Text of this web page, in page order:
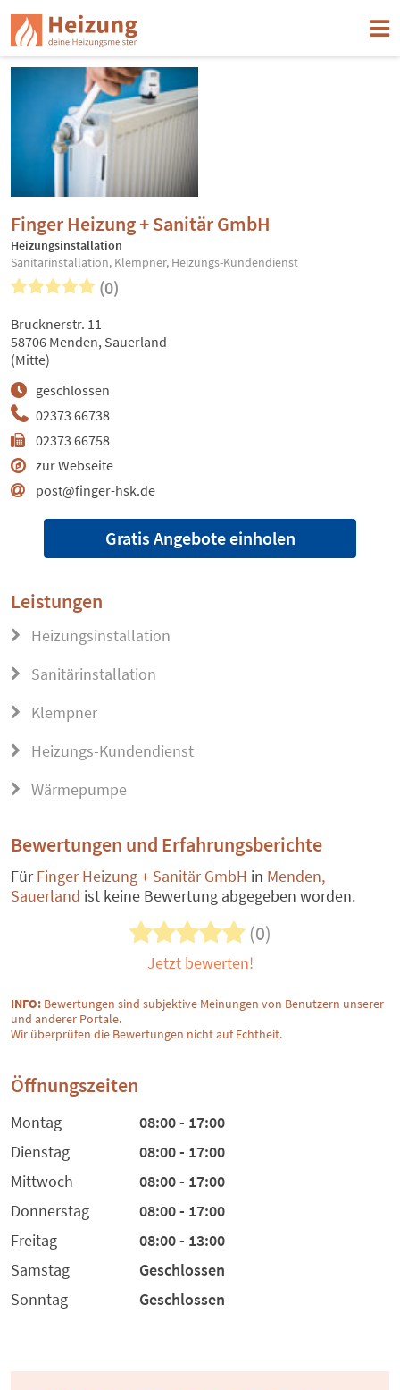
Finger Heizung + Sanitär GmbH
Heizungsinstallation
Sanitärinstallation, Klempner, Heizungs-Kundendienst
(0)
02373 66738
02373 66758
zur Webseite
post@finger-hsk.de
geschlossen
Brucknerstr. 11
58706 Menden, Sauerland
(Mitte)
Gratis Angebote einholen
Leistungen
Heizungsinstallation
Sanitärinstallation
Klempner
Heizungs-Kundendienst
Wärmepumpe
Bewertungen und Erfahrungsberichte
FürFinger Heizung + Sanitär GmbH in Menden,
Sauerland ist keine Bewertung abgegeben worden.
(0)
Jetzt bewerten!
INFO: Bewertungen sind subjektive Meinungen von Benutzern unserer
und anderer Portale.
Wir überprüfen die Bewertungen nicht auf Echtheit.
Öffnungszeiten
Montag
08:00 - 17:00
Dienstag
08:00 - 17:00
Mittwoch
08:00 - 17:00
Donnerstag
08:00 - 17:00
Freitag
08:00 - 13:00
Samstag
Geschlossen
Sonntag
Geschlossen